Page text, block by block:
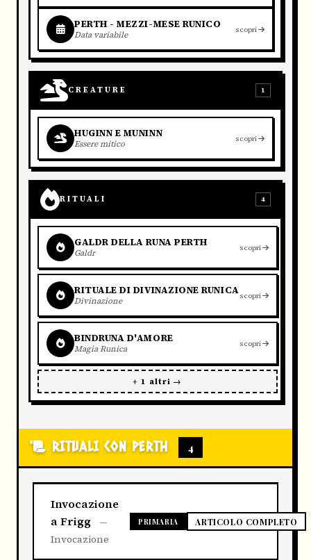
PERTH - MEZZI-MESE RUNICO
Data variabile scopri
CREATURE 1
HUGINN E MUNINN
Essere mitico scopri
RITUALI 4
GALDR DELLA RUNA PERTH
Galdr scopri
RITUALE DI DIVINAZIONE RUNICA
Divinazione scopri
BINDRUNA D'AMORE
Magia Runica scopri
+ 1 altri →
RITUALI CON PERTH 4
Invocazione
a Frigg
—
Invocazione
PRIMARIA ARTICOLO COMPLETO